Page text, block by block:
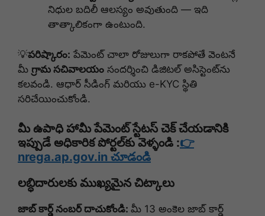
నిధుల బదిలీ ఆలస్యం అవుతుంది — ఇది
తాత్కాలికంగా ఉంటుంది.
💡పరిష్కారం: పేమెంట్ చాలా రోజులుగా రాకపోతే వెంటనే
మీ గ్రామ సచివాలయం సందర్శించి డిజిటల్ అసిస్టెంట్‌ను
కలవండి. ఆధార్ సీడింగ్ మరియు e-KYC స్థితి
సరిచేయించుకోండి.
మీ ఉపాధి హామీ పేమెంట్ స్టేటస్ చెక్ చేయడానికి
ఇప్పుడే అధికారిక పోర్టల్‌కు వెళ్ళండి :👉
nrega.ap.gov.in చూడండి
లబ్ధిదారులకు ముఖ్యమైన చిట్కాలు
జాబ్ కార్డ్ నంబర్ దాచుకోండి: మీ 13 అంకెల జాబ్ కార్డ్